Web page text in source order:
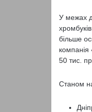
У межах
більше
50 тис.
Станом